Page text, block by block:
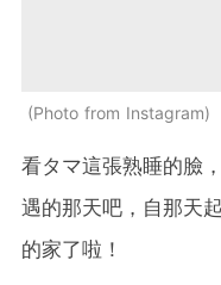
Photo from Instagram
看タマ這張熟睡的臉
遇的那天吧，自那天
的家了啦！